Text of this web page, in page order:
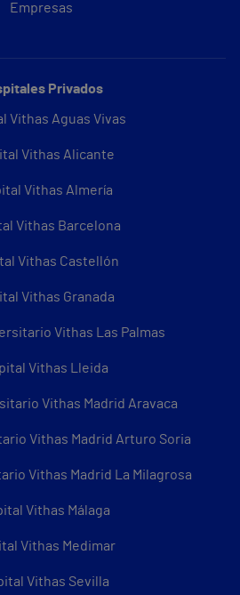
Empresas
Privados
Vithas Aguas Vivas
Vithas Alicante
Vithas Almería
Vithas Barcelona
Vithas Castellón
Vithas Granada
Vithas Las Palmas
Vithas Lleida
Vithas Madrid Aravaca
Vithas Madrid Arturo Soria
Vithas Madrid La Milagrosa
Vithas Málaga
Vithas Medimar
Vithas Sevilla